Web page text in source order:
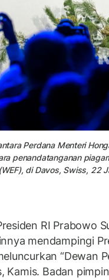
Perdana Menteri
penandatanganan
di Davos, Swiss, 22
RI Prabowo
mendampingi
“Dewan
Kamis. Badan